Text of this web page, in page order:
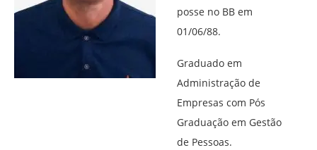
posse no BB em
01/06/88.
Graduado em
Administração de
Empresas com Pós
Graduação em Gestão
de Pessoas.